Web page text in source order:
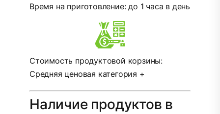
Время на приготовление: до 1 часа в день
Стоимость продуктовой корзины:
Средняя ценовая категория +
Наличие продуктов в